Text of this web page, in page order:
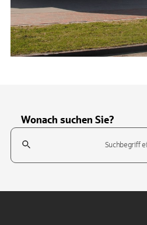
Wonach suchen Sie?
Suchfeld